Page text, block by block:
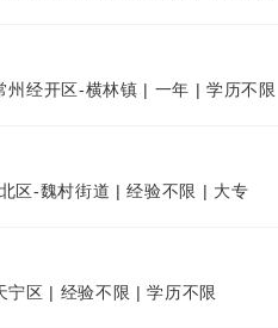
州经开区-横林镇 | 一年 | 学历不限
区-魏村街道 | 经验不限 | 大专
宁区 | 经验不限 | 学历不限